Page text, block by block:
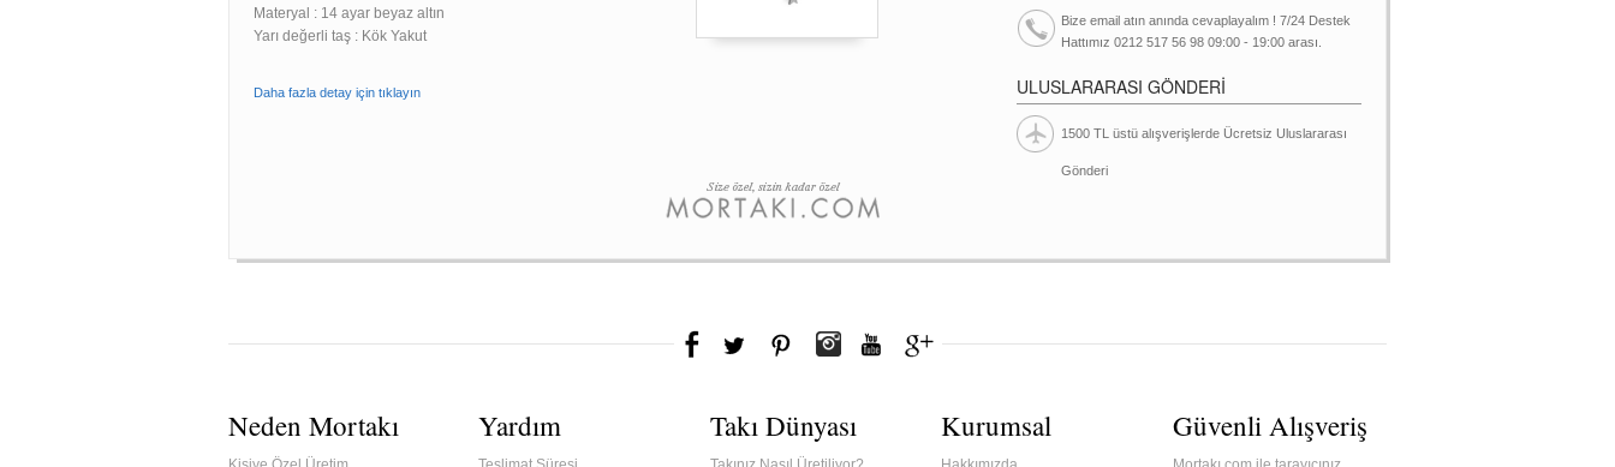
Materyal : 14 ayar beyaz altın
Yarı değerli taş : Kök Yakut
Daha fazla detay için tıklayın
Bize email atın anında cevaplayalım ! 7/24 Destek
Hattımız 0212 517 56 98 09:00 - 19:00 arası.
ULUSLARARASI GÖNDERİ
1500 TL üstü alışverişlerde Ücretsiz Uluslararası
Gönderi
Neden Mortakı Yardım Takı Dünyası Kurumsal Güvenli Alışveriş